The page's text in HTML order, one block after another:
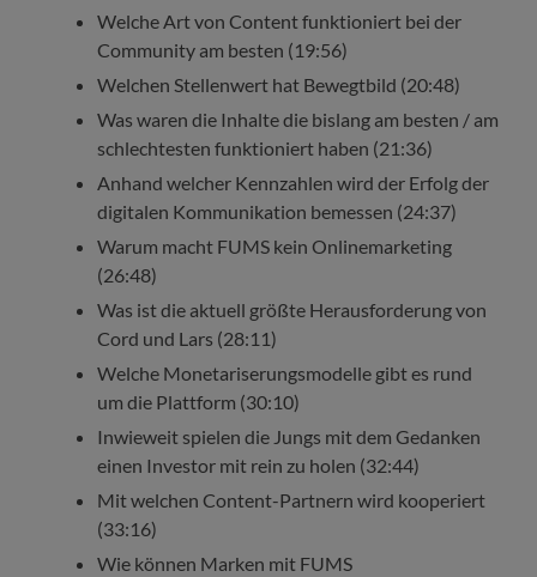
Welche Art von Content funktioniert bei der
Community am besten (19:56)
Welchen Stellenwert hat Bewegtbild (20:48)
Was waren die Inhalte die bislang am besten / am
schlechtesten funktioniert haben (21:36)
Anhand welcher Kennzahlen wird der Erfolg der
digitalen Kommunikation bemessen (24:37)
Warum macht FUMS kein Onlinemarketing
(26:48)
Was ist die aktuell größte Herausforderung von
Cord und Lars (28:11)
Welche Monetariserungsmodelle gibt es rund
um die Plattform (30:10)
Inwieweit spielen die Jungs mit dem Gedanken
einen Investor mit rein zu holen (32:44)
Mit welchen Content-Partnern wird kooperiert
(33:16)
Wie können Marken mit FUMS